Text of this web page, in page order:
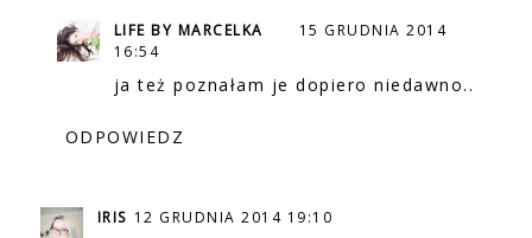
LIFE BY MARCELKA
15 GRUDNIA 2014
16:54
ja też poznałam je dopiero niedawno..
ODPOWIEDZ
IRIS 12 GRUDNIA 2014 19:10